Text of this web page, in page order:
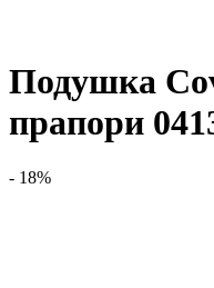
Подушка
прапори
- 18%